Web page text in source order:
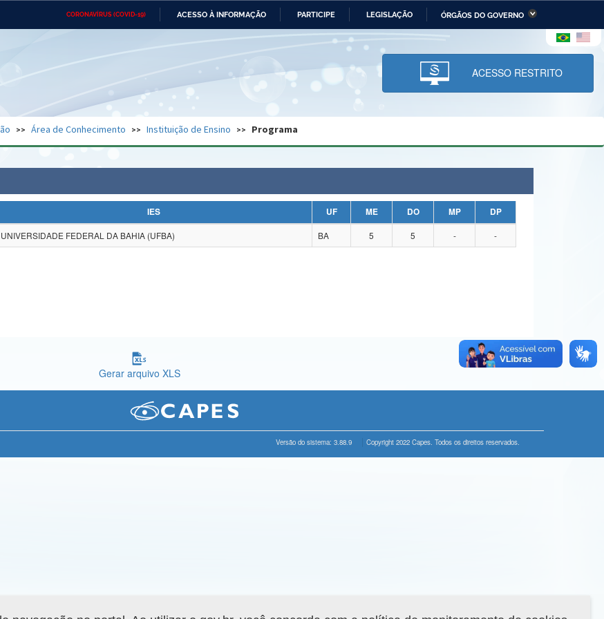
CORONAVÍRUS (COVID-19) ACESSO À INFORMAÇÃO PARTICIPE LEGISLAÇÃO ÓRGÃOS DO GOVERNO
Ministério das Relações Ministério da Economia Ministério da Infraestrutura
Ministério da Ciência,
Tecnologia, Inovações e
Comunicações
Ministério do Desenvolvimento
Regional e dos Direitos Humanos
Advocacia-Geral da União Banco Central do Brasil Planalto
ACESSO RESTRITO
Área de Conhecimento Instituição de Ensino Programa
IES UF ME DO MP
DP
UNIVERSIDADE FEDERAL DA BAHIA (UFBA) BA 5 5 - -
Gerar arquivo XLS
Versão do sistema: 3.88.9 Copyright 2022 Capes. Todos os direitos reservados.